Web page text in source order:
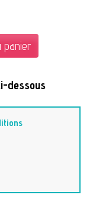
panier
dessous